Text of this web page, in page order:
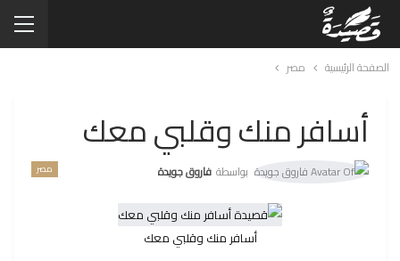
الصفحة الرئيسية مصر
أسافر منك وقلبي معك
مصر بواسطة فاروق جويدة
أسافر منك وقلبي معك